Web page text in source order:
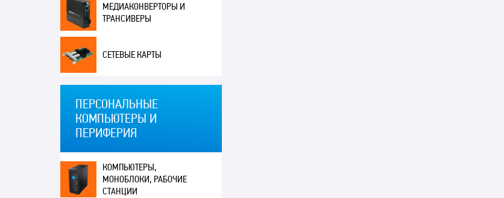
МЕДИАКОНВЕРТОРЫ И
ТРАНСИВЕРЫ
СЕТЕВЫЕ КАРТЫ
ПЕРСОНАЛЬНЫЕ
КОМПЬЮТЕРЫ И
ПЕРИФЕРИЯ
КОМПЬЮТЕРЫ,
МОНОБЛОКИ, РАБОЧИЕ
СТАНЦИИ